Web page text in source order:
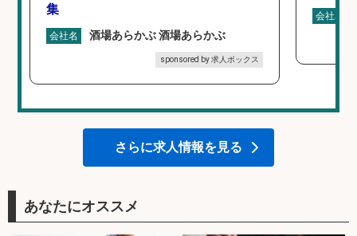
集
会社名 酒場あらかぶ 酒場あらかぶ
sponsored by 求人ボックス
会社名
さらに求人情報を見る
あなたにオススメ